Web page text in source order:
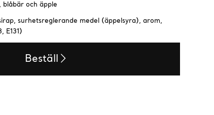
blåbär och äpple
surhetsreglerande medel (äppelsyra), arom,
E131)
Beställ